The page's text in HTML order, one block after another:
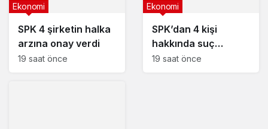
SPK 4 şirketin halka
arzına onay verdi
Ekonomi
19 saat önce
SPK’dan 4 kişi
hakkında suç
duyurusu kararı
Ekonomi
19 saat önce